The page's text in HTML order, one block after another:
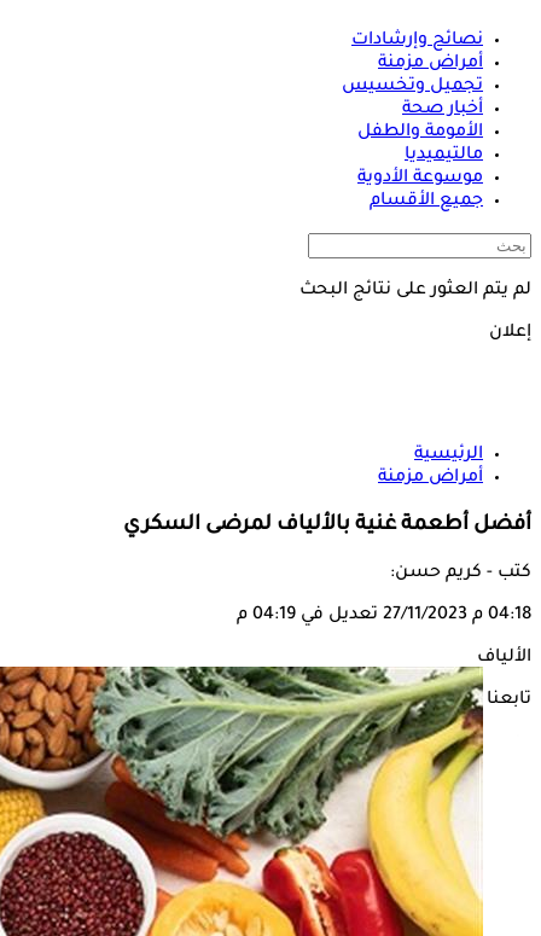
نصائح وإرشادات
أمراض مزمنة
تجميل وتخسيس
أخبار صحة
الأمومة والطفل
مالتيميديا
موسوعة الأدوية
جميع الأقسام
لم يتم العثور على نتائج البحث
إعلان
الرئيسية
أمراض مزمنة
أفضل أطعمة غنية بالألياف لمرضى السكري
كتب - كريم حسن:
04:18 م 27/11/2023 تعديل في 04:19 م
الألياف
تابعنا على